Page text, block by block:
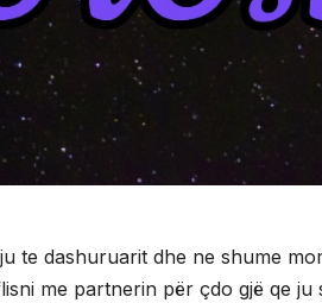
te dashuruarit dhe ne shume
me partnerin për çdo gjë qe